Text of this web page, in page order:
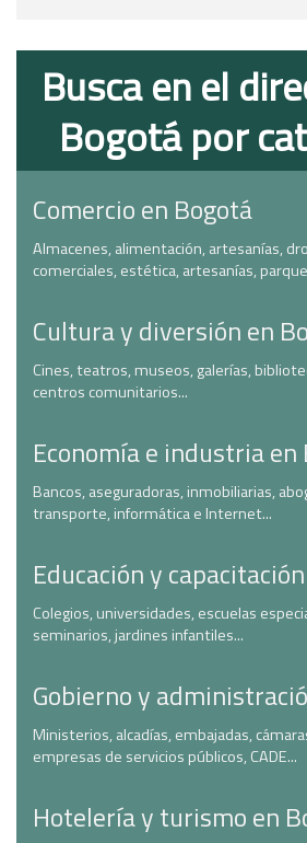
Busca en el
Bogotá por
Comercio en Bogotá
Almacenes, alimentación, artesanías,
comerciales, estética, artesanías,
Cultura y diversión en
Cines, teatros, museos, galerías,
centros comunitarios...
Economía e industria en
Bancos, aseguradoras, inmobiliarias,
transporte, informática e Internet...
Educación y
Colegios, universidades, escuelas
seminarios, jardines infantiles...
Gobierno y
Ministerios, alcadías, embajadas,
empresas de servicios públicos, CADE...
Hotelería y turismo en